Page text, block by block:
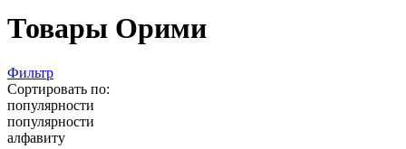
Товары Орими
Фильтр
Сортировать по:
популярности
популярности
алфавиту